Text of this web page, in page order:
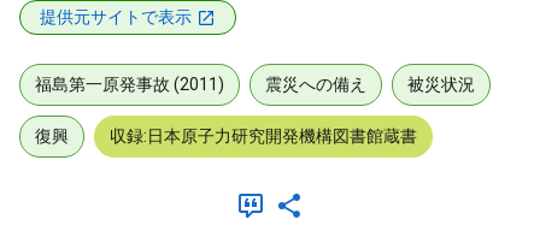
提供元サイトで表示
福島第一原発事故 (2011) 震災への備え 被災状況
復興 収録:日本原子力研究開発機構図書館蔵書